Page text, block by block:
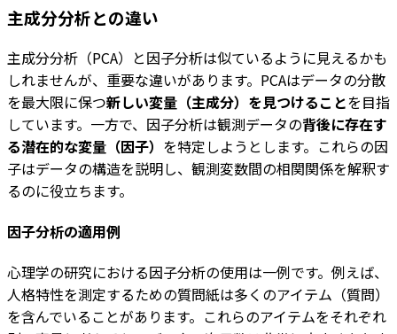
主成分分析との違い
主成分分析（PCA）と因子分析は似ているように見えるかも
しれませんが、重要な違いがあります。PCAはデータの分散
を最大限に保つ新しい変量（主成分）を見つけることを目指
しています。一方で、因子分析は観測データの背後に存在す
る潜在的な変量（因子） を特定しようとします。これらの因
子はデータの構造を説明し、観測変数間の相関関係を解釈す
るのに役立ちます。
因子分析の適用例
心理学の研究における因子分析の使用は一例です。例えば、
人格特性を測定するための質問紙は多くのアイテム（質問）
を含んでいることがあります。これらのアイテムをそれぞれ